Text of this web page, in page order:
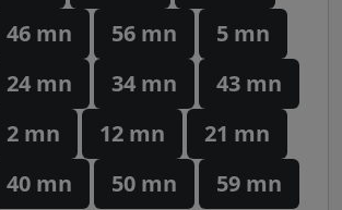
46 mn 56 mn
5 mn
24 mn 34 mn
43 mn
2 mn 12 mn
21 mn
40 mn 50 mn
59 mn